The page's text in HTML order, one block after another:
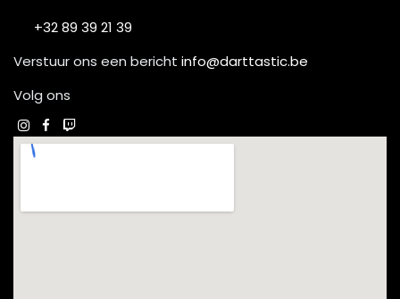
+32 89 39 21 39
Verstuur ons een bericht info@darttastic.be
Volg ons